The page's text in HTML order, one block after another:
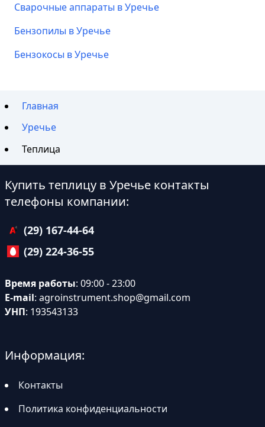
Сварочные аппараты в Уречье
Бензопилы в Уречье
Бензокосы в Уречье
Главная
Уречье
Теплица
Купить теплицу в Уречье контакты
телефоны компании:
(29) 167-44-64
(29) 224-36-55
Время работы: 09:00 - 23:00
E-mail: agroinstrument.shop@gmail.com
УНП: 193543133
Информация:
Контакты
Политика конфиденциальности